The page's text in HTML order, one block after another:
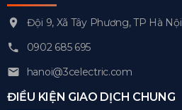
Đội 9, Xã Tây Phương, TP Hà Nội
0902 685 695
hanoi@3celectric.com
ĐIỀU KIỆN GIAO DỊCH CHUNG